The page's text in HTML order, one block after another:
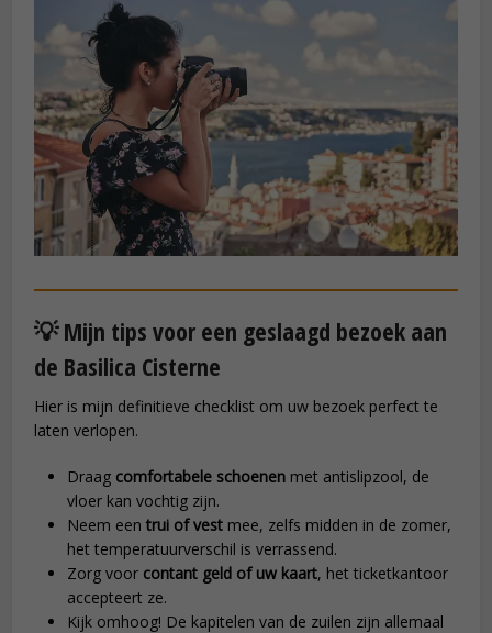
💡 Mijn tips voor een geslaagd bezoek aan
de Basilica Cisterne
Hier is mijn definitieve checklist om uw bezoek perfect te
laten verlopen.
Draag comfortabele schoenen met antislipzool, de
vloer kan vochtig zijn.
Neem eentrui of vest mee, zelfs midden in de zomer,
het temperatuurverschil is verrassend.
Zorg voor contant geld of uw kaart, het ticketkantoor
accepteert ze.
Kijk omhoog! De kapitelen van de zuilen zijn allemaal